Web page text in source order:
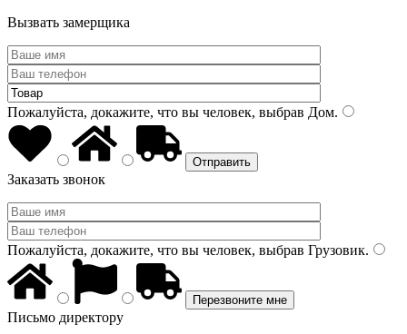
Вызвать замерщика
Пожалуйста, докажите, что вы человек, выбрав Дом.
Заказать звонок
Пожалуйста, докажите, что вы человек, выбрав Грузовик.
Письмо директору